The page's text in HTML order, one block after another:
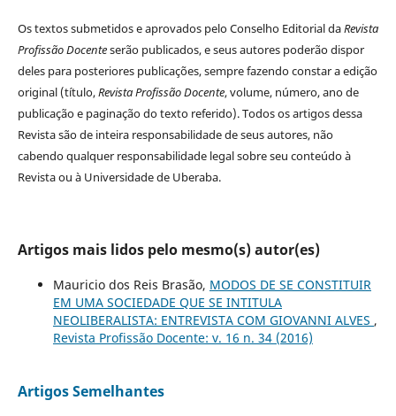
Os textos submetidos e aprovados pelo Conselho Editorial daRevista
Profissão Docenteserão publicados, e seus autores poderão dispor
deles para posteriores publicações, sempre fazendo constar a edição
original (título,Revista Profissão Docente, volume, número, ano de
publicação e paginação do texto referido). Todos os artigos dessa
Revista são de inteira responsabilidade de seus autores, não
cabendo qualquer responsabilidade legal sobre seu conteúdo à
Revista ou à Universidade de Uberaba.
Artigos mais lidos pelo mesmo(s) autor(es)
Mauricio dos Reis Brasão, MODOS DE SE CONSTITUIR
EM UMA SOCIEDADE QUE SE INTITULA
NEOLIBERALISTA: ENTREVISTA COM GIOVANNI ALVES ,
Revista Profissão Docente: v. 16 n. 34 (2016)
Artigos Semelhantes